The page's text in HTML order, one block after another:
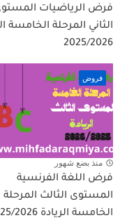
فرض الرياضيات
الثاني المرحلة الخامسة
2025/2026
فروض
منذ بضع شهور
فرض اللغة الفرنسية
المستوى الثالث المرحلة
الخامسة الريادة 2025/2026